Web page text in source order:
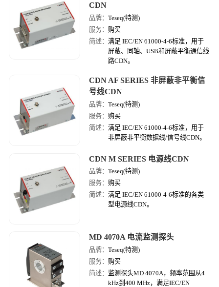
CDN
品牌：Teseq(特测)
服务： 购买
简述：满足 IEC/EN 61000-4-6标准，用于
屏蔽、同轴、USB和屏蔽平衡通信线
路CDN。
CDN AF SERIES 非屏蔽非平衡信
号线CDN
品牌：Teseq(特测)
服务： 购买
简述：满足 IEC/EN 61000-4-6标准，用于
非屏蔽非平衡数据线/信号线CDN。
CDN M SERIES 电源线CDN
品牌：Teseq(特测)
服务： 购买
简述：满足 IEC/EN 61000-4-6标准的各类
型电源线CDN。
MD 4070A 电流监测探头
品牌：Teseq(特测)
服务： 购买
简述： 监测探头MD 4070A，频率范围从4
kHz到400 MHz，满足IEC/EN